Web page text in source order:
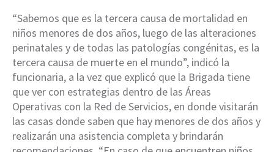
“Sabemos que es la tercera causa de mortalidad en
niños menores de dos años, luego de las alteraciones
perinatales y de todas las patologías congénitas, es la
tercera causa de muerte en el mundo”, indicó la
funcionaria, a la vez que explicó que la Brigada tiene
que ver con estrategias dentro de las Áreas
Operativas con la Red de Servicios, en donde visitarán
las casas donde saben que hay menores de dos años y
realizarán una asistencia completa y brindarán